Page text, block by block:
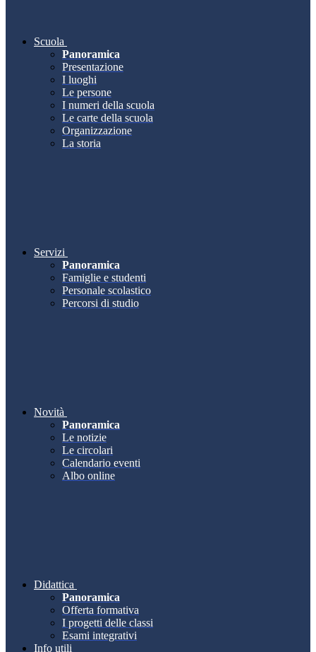
Scuola
Panoramica
Presentazione
I luoghi
Le persone
I numeri della scuola
Le carte della scuola
Organizzazione
La storia
Servizi
Panoramica
Famiglie e studenti
Personale scolastico
Percorsi di studio
Novità
Panoramica
Le notizie
Le circolari
Calendario eventi
Albo online
Didattica
Panoramica
Offerta formativa
I progetti delle classi
Esami integrativi
Info utili